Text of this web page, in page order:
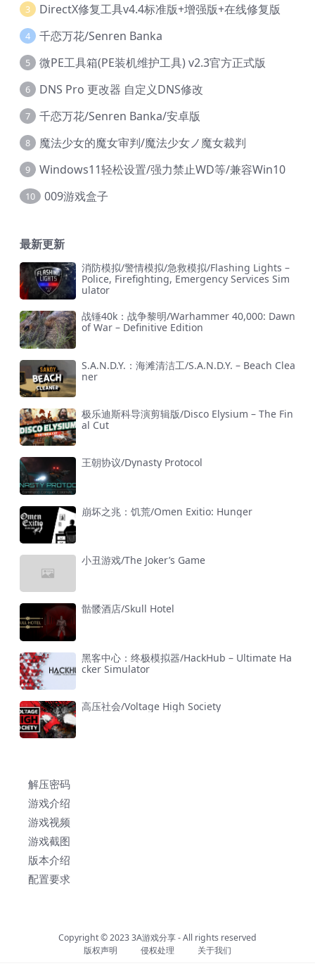
3 DirectX修复工具v4.4标准版+增强版+在线修复版
4 千恋万花/Senren Banka
5 微PE工具箱(PE装机维护工具) v2.3官方正式版
6 DNS Pro 更改器 自定义DNS修改
7 千恋万花/Senren Banka/安卓版
8 魔法少女的魔女审判/魔法少女ノ魔女裁判
9 Windows11轻松设置/强力禁止WD等/兼容Win10
10 009游戏盒子
最新更新
消防模拟/警情模拟/急救模拟/Flashing Lights –
Police, Firefighting, Emergency Services Sim
ulator
战锤40k：战争黎明/Warhammer 40,000: Dawn
of War – Definitive Edition
S.A.N.D.Y.：海滩清洁工/S.A.N.D.Y. – Beach Clea
ner
极乐迪斯科导演剪辑版/Disco Elysium – The Fin
al Cut
王朝协议/Dynasty Protocol
崩坏之兆：饥荒/Omen Exitio: Hunger
小丑游戏/The Joker’s Game
骷髅酒店/Skull Hotel
黑客中心：终极模拟器/HackHub – Ultimate Ha
cker Simulator
高压社会/Voltage High Society
解压密码
游戏介绍
游戏视频
游戏截图
版本介绍
配置要求
Copyright © 20233A游戏分享- All rights reserved
版权声明
侵权处理 关于我们